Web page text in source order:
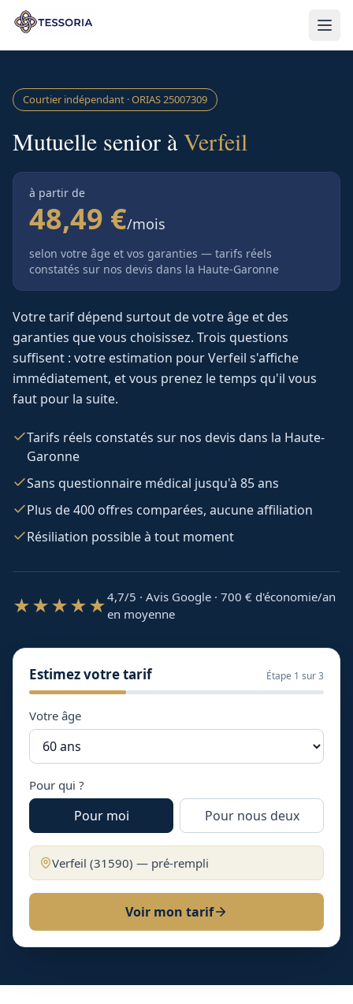
Aller au contenu principal
Courtier indépendant · ORIAS25007309
Mutuelle senior àVerfeil
à partir de
48,49 €/mois
selon votre âge et vos garanties — tarifs réels
constatés sur nos devis dans la Haute-Garonne
Votre tarif dépend surtout de votre âge et des
garanties que vous choisissez. Trois questions
suffisent : votre estimation pourVerfeil s'affiche
immédiatement, et vous prenez le temps qu'il vous
faut pour la suite.
Tarifs réels constatés sur nos devis dans la Haute-
Garonne
Sans questionnaire médical jusqu'à 85 ans
Plus de 400 offres comparées, aucune affiliation
Résiliation possible à tout moment
★★★★★4,7/5 · Avis Google · 700 € d'économie/an
en moyenne
Estimez votre tarif Étape 1 sur 3
Votre âge
Pour qui ?
Pour moi Pour nous deux
Verfeil (31590) — pré-rempli
Voir mon tarif